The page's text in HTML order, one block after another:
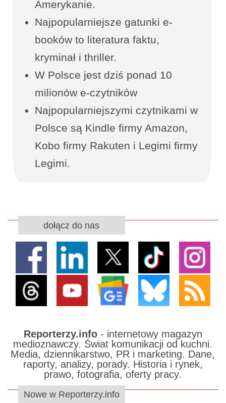
Amerykanie.
Najpopularniejsze gatunki e-
booków to literatura faktu,
kryminał i thriller.
W Polsce jest dziś ponad 10
milionów e-czytników
Najpopularniejszymi czytnikami w
Polsce są Kindle firmy Amazon,
Kobo firmy Rakuten i Legimi firmy
Legimi.
dołącz do nas
Reporterzy.info- internetowy magazyn
medioznawczy. Świat komunikacji od kuchni.
Media, dziennikarstwo, PR i marketing. Dane,
raporty, analizy, porady. Historia i rynek,
prawo, fotografia, oferty pracy.
Nowe w Reporterzy.info